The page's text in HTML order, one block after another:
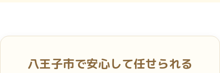
八王子市で安心して任せられる